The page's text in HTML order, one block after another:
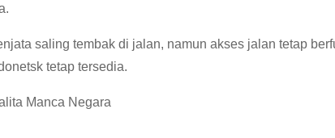
saling tembak di jalan, namun akses jalan tetap
tetap tersedia.
Manca Negara